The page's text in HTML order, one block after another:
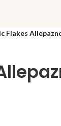
Flakes